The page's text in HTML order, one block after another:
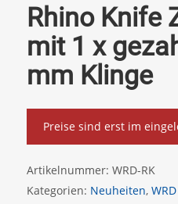
Rhino Knife
mit 1 x
mm Klinge
Preise sind erst im
Artikelnummer: WRD-RK
Kategorien: Neuheiten,